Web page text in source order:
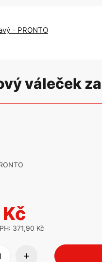
- PRONTO
váleček
371,90 Kč